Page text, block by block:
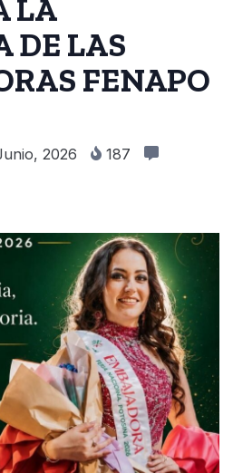
LA
DE LAS
FENAPO
2026
187